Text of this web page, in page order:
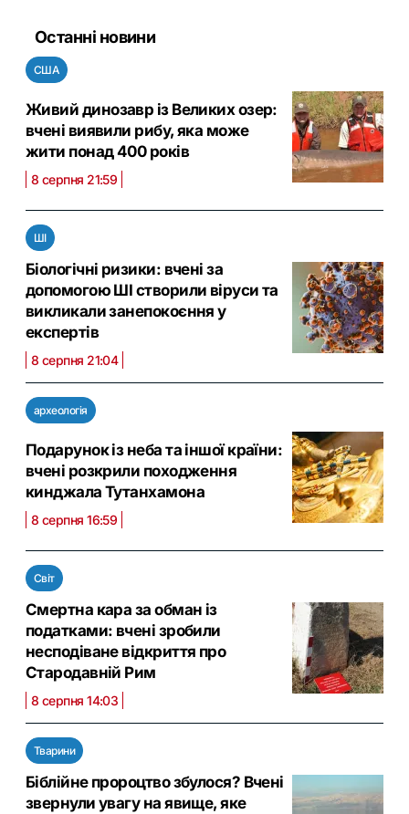
Останні новини
США
Живий динозавр із Великих озер:
вчені виявили рибу, яка може
жити понад 400 років
8 серпня 21:59
ШІ
Біологічні ризики: вчені за
допомогою ШІ створили віруси та
викликали занепокоєння у
експертів
8 серпня 21:04
археологія
Подарунок із неба та іншої країни:
вчені розкрили походження
кинджала Тутанхамона
8 серпня 16:59
Світ
Смертна кара за обман із
податками: вчені зробили
несподіване відкриття про
Стародавній Рим
8 серпня 14:03
Тварини
Біблійне пророцтво збулося? Вчені
звернули увагу на явище, яке